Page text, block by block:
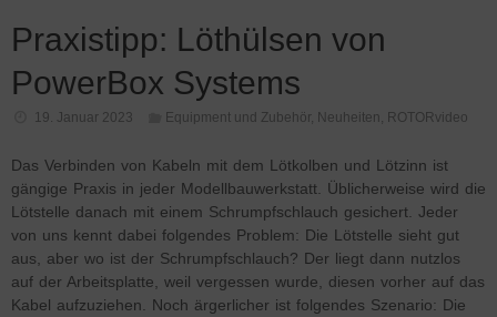
Praxistipp: Löthülsen von
PowerBox Systems
19. Januar 2023 Equipment und Zubehör, Neuheiten, ROTORvideo
Das Verbinden von Kabeln mit dem Lötkolben und Lötzinn ist
gängige Praxis in jeder Modellbauwerkstatt. Üblicherweise wird die
Lötstelle danach mit einem Schrumpfschlauch gesichert. Jeder
von uns kennt dabei folgendes Problem: Die Lötstelle sieht gut
aus, aber wo ist der Schrumpfschlauch? Der liegt dann nutzlos
auf der Arbeitsplatte, weil vergessen wurde, diesen vorher auf das
Kabel aufzuziehen. Noch ärgerlicher ist folgendes Szenario: Die